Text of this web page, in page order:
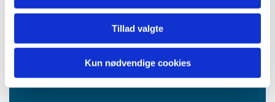
Tillad valgte
Kun nødvendige cookies